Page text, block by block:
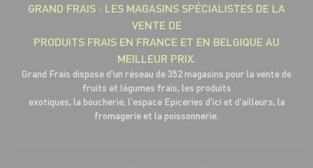
GRAND FRAIS : LES MAGASINS SPÉCIALISTES DE LA
VENTE DE
PRODUITS FRAIS EN FRANCE ET EN BELGIQUE AU
MEILLEUR PRIX.
Grand Frais dispose d'un réseau de 352 magasins pour la vente de
fruits et légumes frais, les produits
exotiques, la boucherie, l'espace Epiceries d'ici et d'ailleurs, la
fromagerie et la poissonnerie.